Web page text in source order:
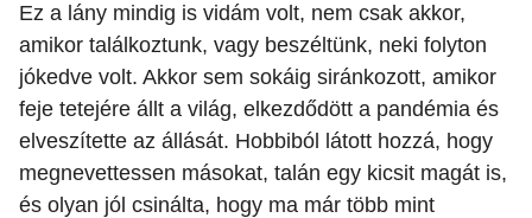
Ez a lány mindig is vidám volt, nem csak akkor,
amikor találkoztunk, vagy beszéltünk, neki folyton
jókedve volt. Akkor sem sokáig siránkozott, amikor
feje tetejére állt a világ, elkezdődött a pandémia és
elveszítette az állását. Hobbiból látott hozzá, hogy
megnevettessen másokat, talán egy kicsit magát is,
és olyan jól csinálta, hogy ma már több mint